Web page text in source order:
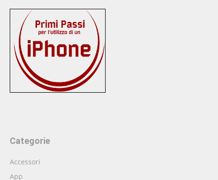
Categorie
Accessori
App